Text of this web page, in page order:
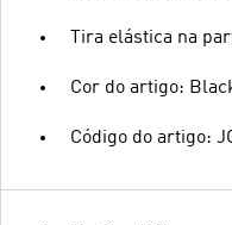
Tira elástica na
Cor do artigo:
Código do artigo: